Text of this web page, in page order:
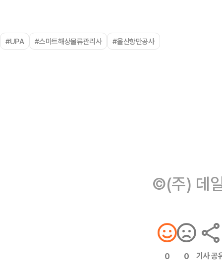
#UPA #스마트해상물류관리사 #울산항만공사
©(주) 데
0 0 기사 공